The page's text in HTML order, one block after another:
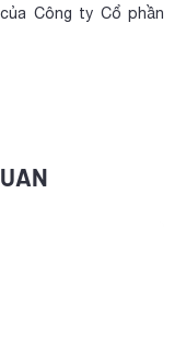
Công ty Cổ phần